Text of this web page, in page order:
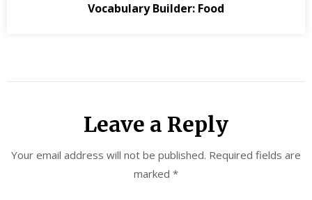
Vocabulary Builder: Food
Leave a Reply
Your email address will not be published. Required fields are
marked *